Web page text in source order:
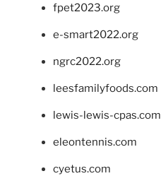
fpet2023.org
e-smart2022.org
ngrc2022.org
leesfamilyfoods.com
lewis-lewis-cpas.com
eleontennis.com
cyetus.com